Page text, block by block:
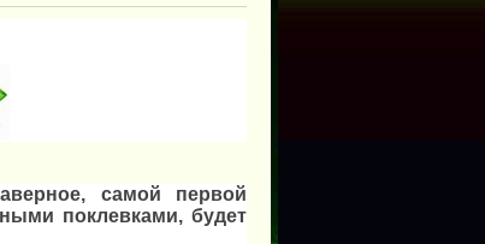
самой первой
поклевками, будет